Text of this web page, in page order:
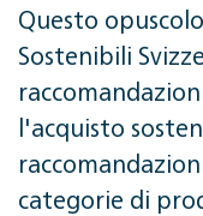
Questo
Sostenibili
l'acquisto
categorie di